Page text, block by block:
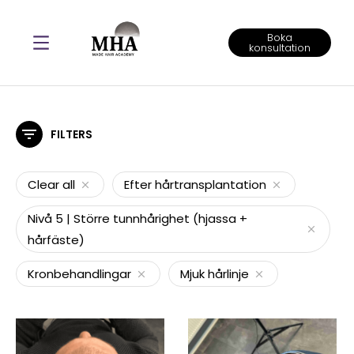
Boka
konsultation
FILTERS
Clear all Efter hårtransplantation
Nivå 5 | Större tunnhårighet (hjassa +
hårfäste)
Kronbehandlingar Mjuk hårlinje